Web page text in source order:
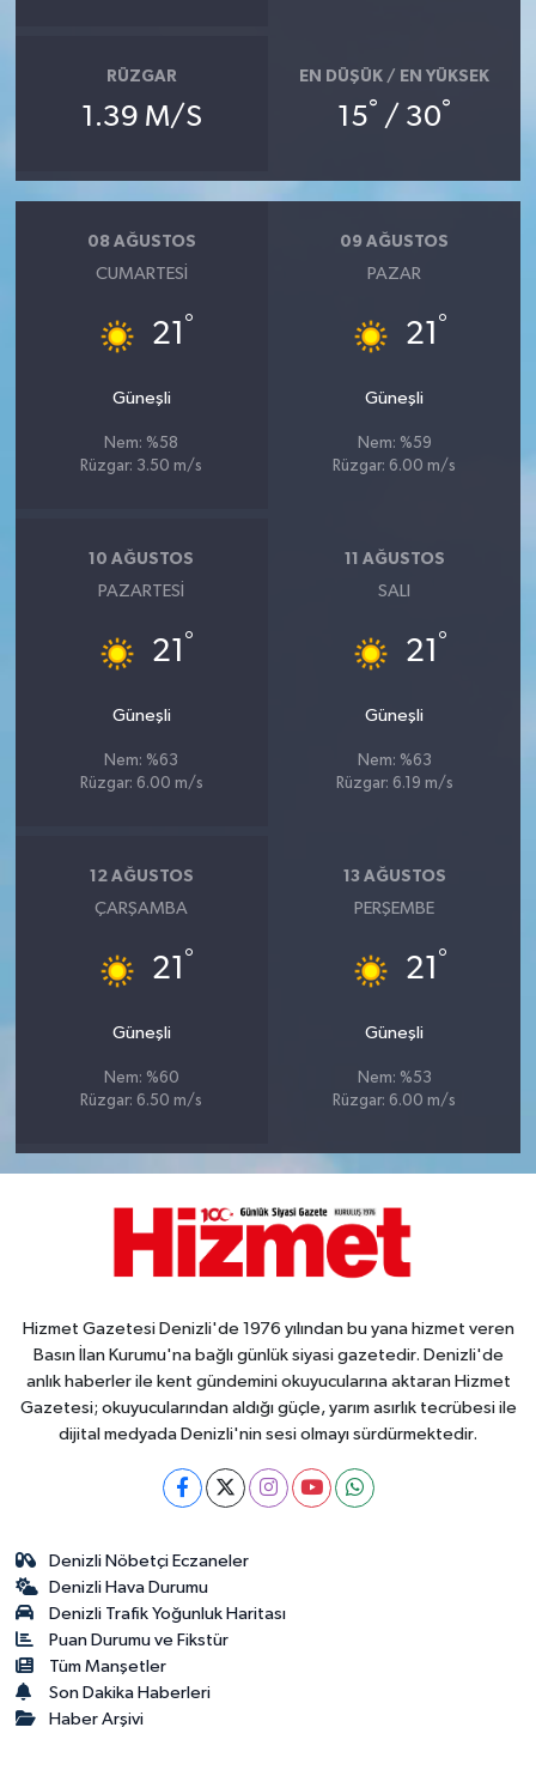
RÜZGAR
1.39 M/S
EN DÜŞÜK / EN YÜKSEK
15° / 30°
08 AĞUSTOS
CUMARTESI
21 °
Güneşli
Nem: %58
Rüzgar: 3.50 m/s
09 AĞUSTOS
PAZAR
21 °
Güneşli
Nem: %59
Rüzgar: 6.00 m/s
10 AĞUSTOS
PAZARTESI
21 °
Güneşli
Nem: %63
Rüzgar: 6.00 m/s
11 AĞUSTOS
SALI
21 °
Güneşli
Nem: %63
Rüzgar: 6.19 m/s
12 AĞUSTOS
ÇARŞAMBA
21 °
Güneşli
Nem: %60
Rüzgar: 6.50 m/s
13 AĞUSTOS
PERŞEMBE
21 °
Güneşli
Nem: %53
Rüzgar: 6.00 m/s
Hizmet Gazetesi Denizli'de 1976 yılından bu yana hizmet veren
Basın İlan Kurumu'na bağlı günlük siyasi gazetedir. Denizli'de
anlık haberler ile kent gündemini okuyucularına aktaran Hizmet
Gazetesi; okuyucularından aldığı güçle, yarım asırlık tecrübesi ile
dijital medyada Denizli'nin sesi olmayı sürdürmektedir.
Denizli Nöbetçi Eczaneler
Denizli Hava Durumu
Denizli Trafik Yoğunluk Haritası
Puan Durumu ve Fikstür
Tüm Manşetler
Son Dakika Haberleri
Haber Arşivi